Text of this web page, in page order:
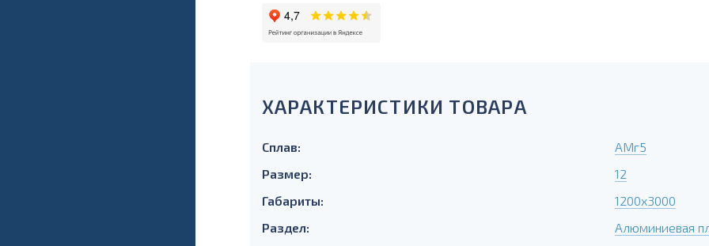
ХАРАКТЕРИСТИКИ ТОВАРА
Сплав:
АМг5
Размер:
12
Габариты:
1200х3000
Раздел:
Алюминиевая